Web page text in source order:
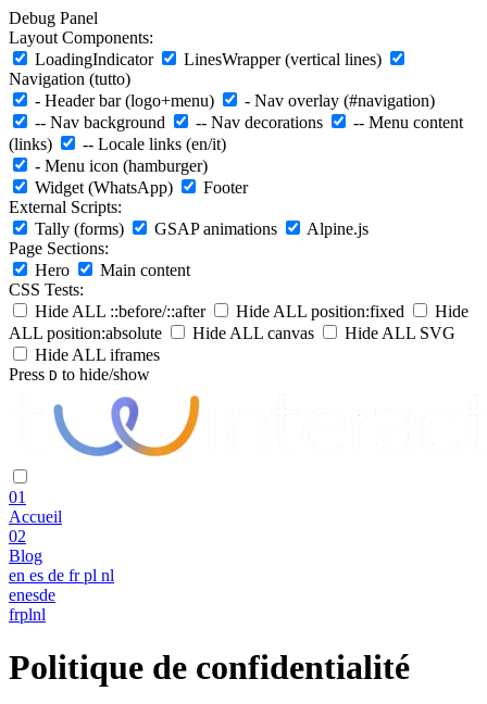
Debug Panel
Layout Components:
LoadingIndicator
LinesWrapper (vertical lines)
Navigation (tutto)
- Header bar (logo+menu)
- Nav overlay (#navigation)
-- Nav background
-- Nav decorations
-- Menu content
(links)
-- Locale links (en/it)
- Menu icon (hamburger)
Widget (WhatsApp)
Footer
External Scripts:
Tally (forms)
GSAP animations
Alpine.js
Page Sections:
Hero
Main content
CSS Tests:
Hide ALL ::before/::after
Hide ALL position:fixed
Hide
ALL position:absolute
Hide ALL canvas
Hide ALL SVG
Hide ALL iframes
Press D to hide/show
01
Accueil
02
Blog
en es de fr pl nl
enesde
frplnl
Politique de confidentialité